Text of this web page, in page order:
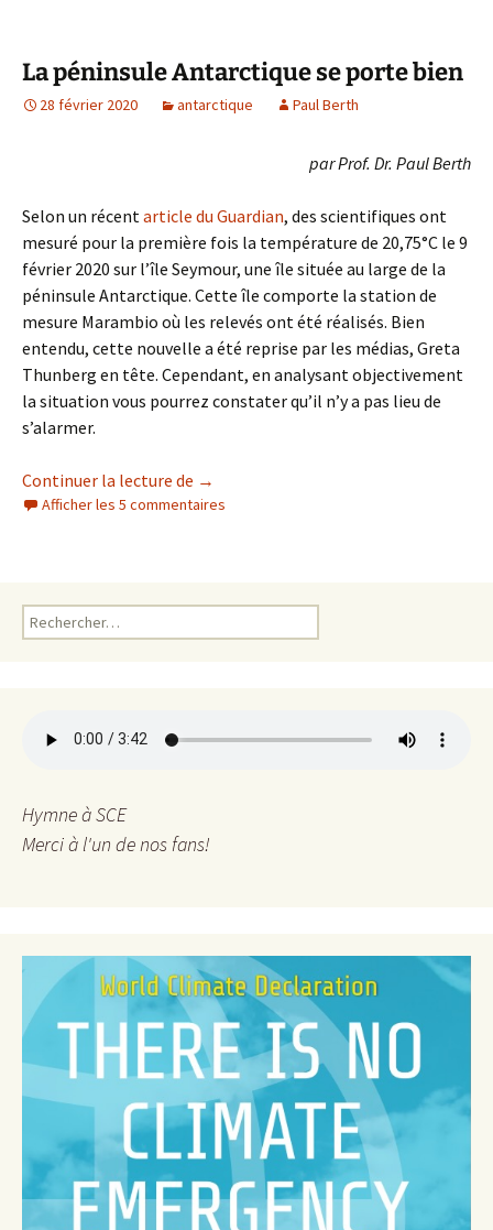
La péninsule Antarctique se porte bien
28 février 2020 antarctique Paul Berth
par Prof. Dr. Paul Berth
Selon un récent article du Guardian, des scientifiques ont
mesuré pour la première fois la température de 20,75°C le 9
février 2020 sur l’île Seymour, une île située au large de la
péninsule Antarctique. Cette île comporte la station de
mesure Marambio où les relevés ont été réalisés. Bien
entendu, cette nouvelle a été reprise par les médias, Greta
Thunberg en tête. Cependant, en analysant objectivement
la situation vous pourrez constater qu’il n’y a pas lieu de
s’alarmer.
Continuer la lecture de La péninsule Antarctique se porte bien
→
Afficher les 5 commentaires
Rechercher :
Hymne à SCE
Merci à l'un de nos fans!